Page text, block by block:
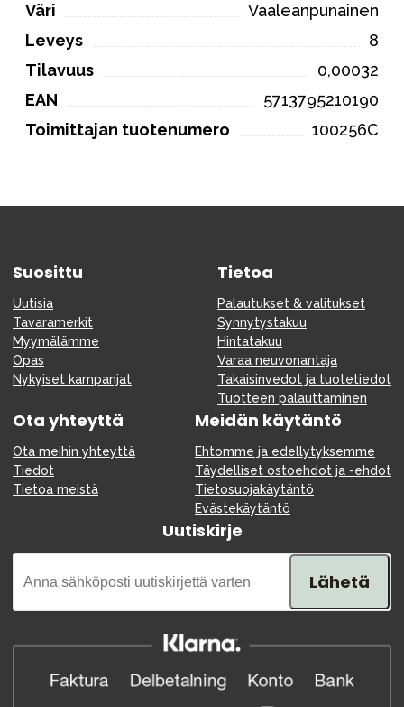
Väri
Vaaleanpunainen
Leveys
8
Tilavuus
0,00032
EAN
5713795210190
Toimittajan tuotenumero
100256C
Suosittu
Uutisia
Tavaramerkit
Myymälämme
Opas
Nykyiset kampanjat
Tietoa
Palautukset & valitukset
Synnytystakuu
Hintatakuu
Varaa neuvonantaja
Takaisinvedot ja tuotetiedot
Tuotteen palauttaminen
Ota yhteyttä
Ota meihin yhteyttä
Tiedot
Tietoa meistä
Meidän käytäntö
Ehtomme ja edellytyksemme
Täydelliset ostoehdot ja -ehdot
Tietosuojakäytäntö
Evästekäytäntö
Uutiskirje
Lähetä